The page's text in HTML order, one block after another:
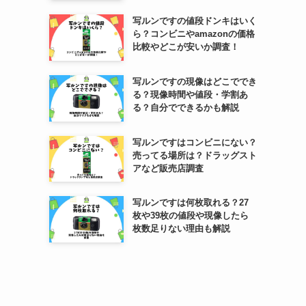
写ルンですの値段ドンキはいく
ら？コンビニやamazonの価格
比較やどこが安いか調査！
写ルンですの現像はどこででき
る？現像時間や値段・学割あ
る？自分でできるかも解説
写ルンですはコンビニにない？
売ってる場所は？ドラッグスト
アなど販売店調査
写ルンですは何枚取れる？27
枚や39枚の値段や現像したら
枚数足りない理由も解説